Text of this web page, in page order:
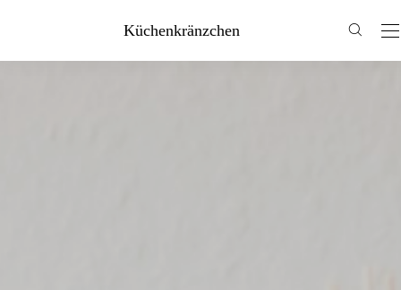
Küchenkränzchen